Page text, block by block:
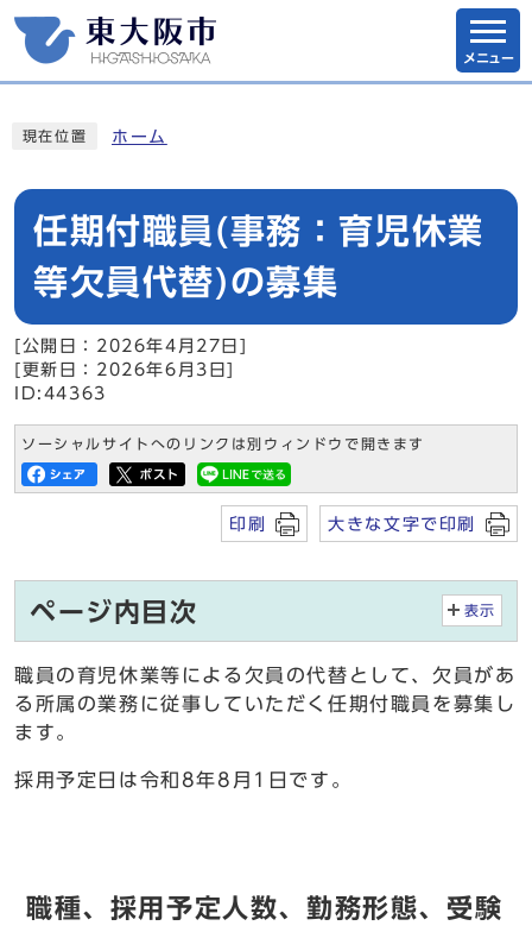
メニュー
現在位置 ホーム
任期付職員(事務：育児休業
等欠員代替)の募集
[公開日：2026年4月27日]
[更新日：2026年6月3日]
ID:44363
ソーシャルサイトへのリンクは別ウィンドウで開きます
印刷 大きな文字で印刷
ページ内目次 表示
職員の育児休業等による欠員の代替として、欠員があ
る所属の業務に従事していただく任期付職員を募集し
ます。
採用予定日は令和8年8月1日です。
職種、採用予定人数、勤務形態、受験